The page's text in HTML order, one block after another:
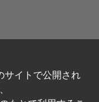
サイトで公開され